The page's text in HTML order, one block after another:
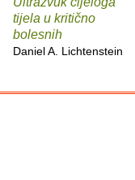
tijela u kritično
bolesnih
Daniel A. Lichtenstein